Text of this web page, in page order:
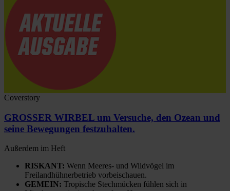
Coverstory
GROSSER WIRBEL um Versuche, den Ozean und
seine Bewegungen festzuhalten.
Außerdem im Heft
RISKANT: Wenn Meeres- und Wildvögel im
Freilandhühnerbetrieb vorbeischauen.
GEMEIN: Tropische Stechmücken fühlen sich in